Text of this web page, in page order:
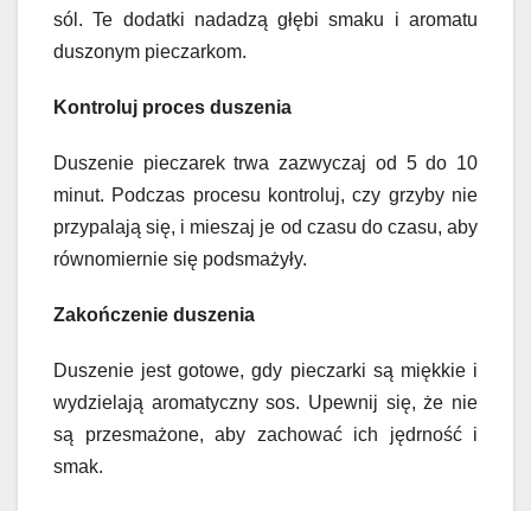
sól. Te dodatki nadadzą głębi smaku i aromatu
duszonym pieczarkom.
Kontroluj proces duszenia
Duszenie pieczarek trwa zazwyczaj od 5 do 10
minut. Podczas procesu kontroluj, czy grzyby nie
przypalają się, i mieszaj je od czasu do czasu, aby
równomiernie się podsmażyły.
Zakończenie duszenia
Duszenie jest gotowe, gdy pieczarki są miękkie i
wydzielają aromatyczny sos. Upewnij się, że nie
są przesmażone, aby zachować ich jędrność i
smak.